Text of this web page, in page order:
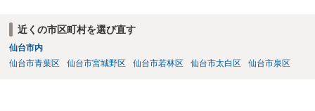
近くの市区町村を選び直す
仙台市内
仙台市青葉区
仙台市宮城野区 仙台市若林区 仙台市太白区 仙台市泉区